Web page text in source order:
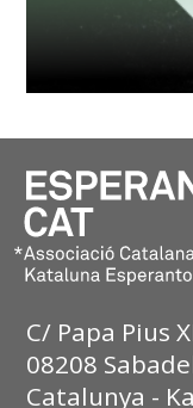
C/ Papa Pius
08208
Catalunya -